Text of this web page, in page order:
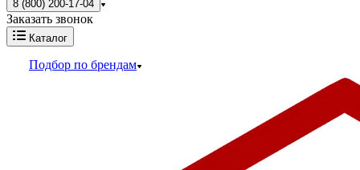
8 (800) 200-17-04
Заказать звонок
Каталог
Подбор по брендам